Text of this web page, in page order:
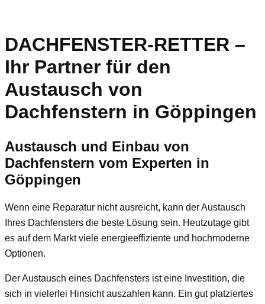
DACHFENSTER-RETTER –
Ihr Partner für den
Austausch von
Dachfenstern in Göppingen
Austausch und Einbau von
Dachfenstern vom Experten in
Göppingen
Wenn eine Reparatur nicht ausreicht, kann der Austausch
Ihres Dachfensters die beste Lösung sein. Heutzutage gibt
es auf dem Markt viele energieeffiziente und hochmoderne
Optionen.
Der Austausch eines Dachfensters ist eine Investition, die
sich in vielerlei Hinsicht auszahlen kann. Ein gut platziertes